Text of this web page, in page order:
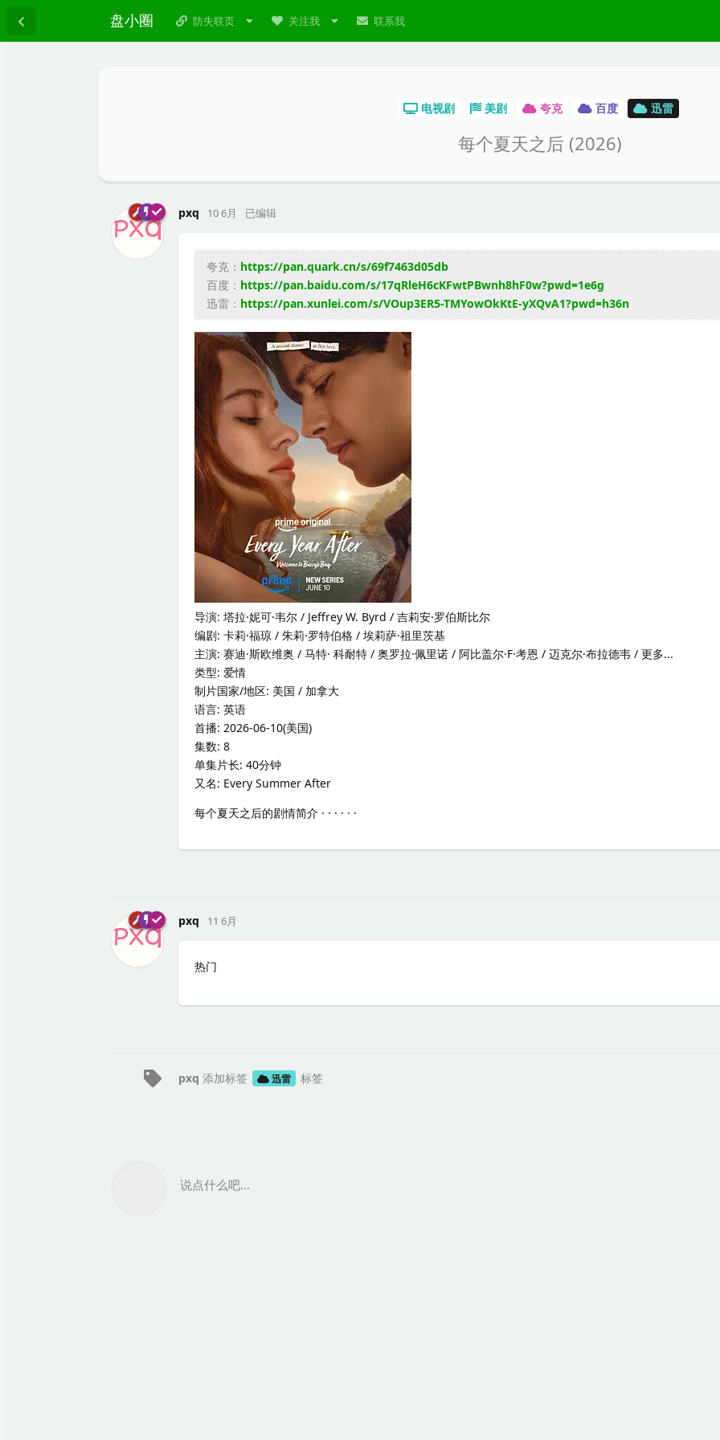
盘小圈 防失联页 关注我 联系我
电视剧 美剧 夸克 百度 迅雷
每个夏天之后 (2026)
pxq 10 6月 已编辑
夸克： https://pan.quark.cn/s/69f7463d05db
百度： https://pan.baidu.com/s/17qRleH6cKFwtPBwnh8hF0w?pwd=1e6g
迅雷： https://pan.xunlei.com/s/VOup3ER5-TMYowOkKtE-yXQvA1?pwd=h36n
导演: 塔拉·妮可·韦尔 / Jeffrey W. Byrd / 吉莉安·罗伯斯比尔
编剧: 卡莉·福琼 / 朱莉·罗特伯格 / 埃莉萨·祖里茨基
主演: 赛迪·斯欧维奥 / 马特· 科耐特 / 奥罗拉·佩里诺 / 阿比盖尔·F·考恩 / 迈克尔·布拉德韦 / 更多...
类型: 爱情
制片国家/地区: 美国 / 加拿大
语言: 英语
首播: 2026-06-10(美国)
集数: 8
单集片长: 40分钟
又名: Every Summer After
每个夏天之后的剧情简介 · · · · · ·
pxq 11 6月
热门
pxq 添加标签 迅雷 标签
说点什么吧...